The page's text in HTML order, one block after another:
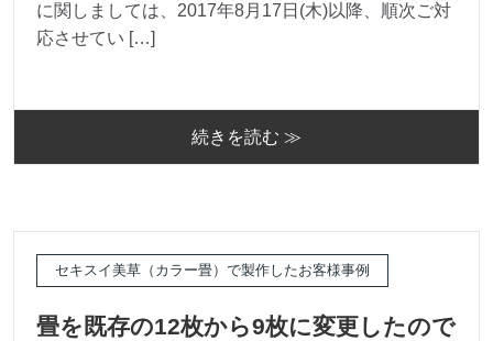
に関しましては、2017年8月17日(木)以降、順次ご対
応させてい […]
続きを読む ≫
セキスイ美草（カラー畳）で製作したお客様事例
畳を既存の12枚から9枚に変更したので